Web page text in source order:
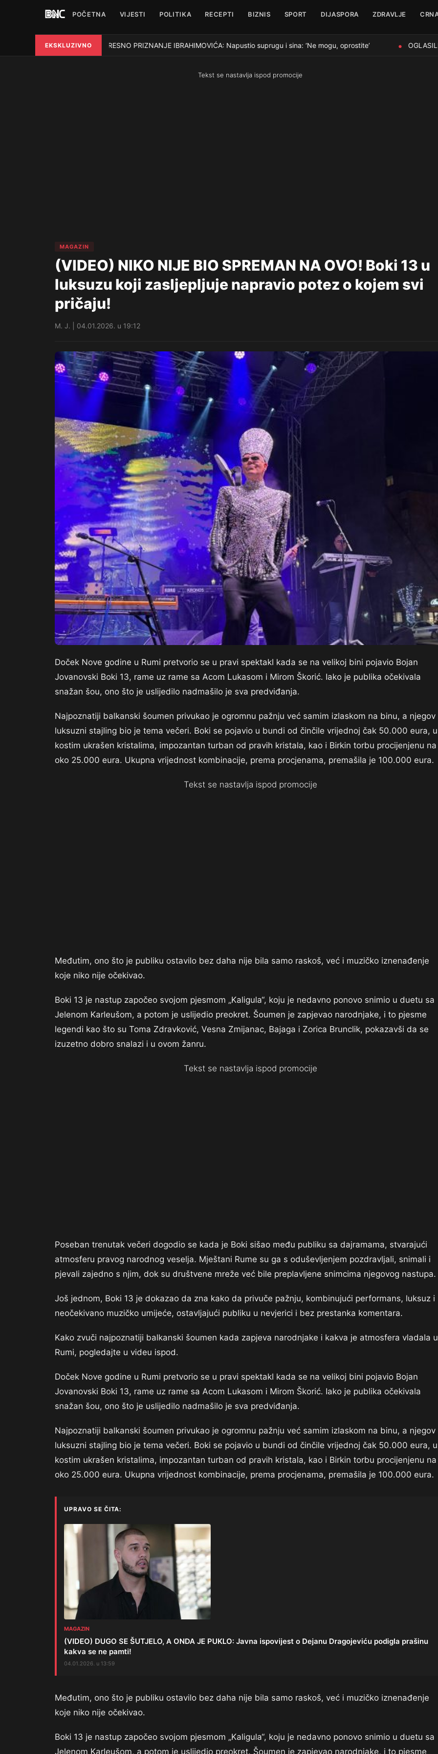
POČETNA VIJESTI POLITIKA RECEPTI BIZNIS SPORT DIJASPORA ZDRAVLJE
EKSKLUZIVNO
● POTRESNO PRIZNANJE IBRAHIMOVIĆA: Napustio suprugu i sina: ‘Ne mogu, oprostite’
Tekst se nastavlja ispod promocije
MAGAZIN
(VIDEO) NIKO NIJE BIO SPREMAN NA OVO! Boki 13 u
luksuzu koji zasljepljuje napravio potez o kojem svi
pričaju!
M. J. | 04.01.2026. u 19:12
Doček Nove godine u Rumi pretvorio se u pravi spektakl kada se na velikoj bini pojavio Bojan
Jovanovski Boki 13, rame uz rame sa Acom Lukasom i Mirom Škorić. Iako je publika očekivala
snažan šou, ono što je uslijedilo nadmašilo je sva predviđanja.
Najpoznatiji balkanski šoumen privukao je ogromnu pažnju već samim izlaskom na binu, a njegov
luksuzni stajling bio je tema večeri. Boki se pojavio u bundi od činčile vrijednoj čak 50.000 eura,
kostim ukrašen kristalima, impozantan turban od pravih kristala, kao i Birkin torbu procijenjenu na
oko 25.000 eura. Ukupna vrijednost kombinacije, prema procjenama, premašila je 100.000 eura.
Tekst se nastavlja ispod promocije
Međutim, ono što je publiku ostavilo bez daha nije bila samo raskoš, već i muzičko iznenađenje
koje niko nije očekivao.
Boki 13 je nastup započeo svojom pjesmom „Kaligula“, koju je nedavno ponovo snimio u duetu sa
Jelenom Karleušom, a potom je uslijedio preokret. Šoumen je zapjevao narodnjake, i to pjesme
legendi kao što su Toma Zdravković, Vesna Zmijanac, Bajaga i Zorica Brunclik, pokazavši da se
izuzetno dobro snalazi i u ovom žanru.
Tekst se nastavlja ispod promocije
Poseban trenutak večeri dogodio se kada je Boki sišao među publiku sa dajramama, stvarajući
atmosferu pravog narodnog veselja. Mještani Rume su ga s oduševljenjem pozdravljali, snimali i
pjevali zajedno s njim, dok su društvene mreže već bile preplavljene snimcima njegovog nastupa.
Još jednom, Boki 13 je dokazao da zna kako da privuče pažnju, kombinujući performans, luksuz i
neočekivano muzičko umijeće, ostavljajući publiku u nevjerici i bez prestanka komentara.
Kako zvuči najpoznatiji balkanski šoumen kada zapjeva narodnjake i kakva je atmosfera vladala u
Rumi, pogledajte u videu ispod.
Doček Nove godine u Rumi pretvorio se u pravi spektakl kada se na velikoj bini pojavio Bojan
Jovanovski Boki 13, rame uz rame sa Acom Lukasom i Mirom Škorić. Iako je publika očekivala
snažan šou, ono što je uslijedilo nadmašilo je sva predviđanja.
Najpoznatiji balkanski šoumen privukao je ogromnu pažnju već samim izlaskom na binu, a njegov
luksuzni stajling bio je tema večeri. Boki se pojavio u bundi od činčile vrijednoj čak 50.000 eura,
kostim ukrašen kristalima, impozantan turban od pravih kristala, kao i Birkin torbu procijenjenu na
oko 25.000 eura. Ukupna vrijednost kombinacije, prema procjenama, premašila je 100.000 eura.
UPRAVO SE ČITA:
MAGAZIN
(VIDEO) DUGO SE ŠUTJELO, A ONDA JE PUKLO: Javna ispovijest o Dejanu Dragojeviću podigla prašinu
kakva se ne pamti!
04.01.2026. u 13:59
Međutim, ono što je publiku ostavilo bez daha nije bila samo raskoš, već i muzičko iznenađenje
koje niko nije očekivao.
Boki 13 je nastup započeo svojom pjesmom „Kaligula“, koju je nedavno ponovo snimio u duetu sa
Jelenom Karleušom, a potom je uslijedio preokret. Šoumen je zapjevao narodnjake, i to pjesme